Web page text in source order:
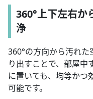
360°上下左右か
浄
360°の方向から汚れ
り出すことで、部屋中
に置いても、均等かつ
可能です。